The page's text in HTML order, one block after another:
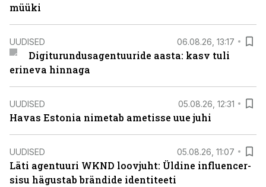
müüki
UUDISED 06.08.26, 13:17
Digiturundusagentuuride aasta: kasv tuli
erineva hinnaga
UUDISED 05.08.26, 12:31
Havas Estonia nimetab ametisse uue juhi
UUDISED 05.08.26, 11:07
Läti agentuuri WKND loovjuht: Üldine influencer-
sisu hägustab brändide identiteeti